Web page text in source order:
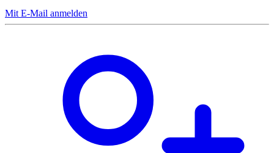
Mit E-Mail anmelden